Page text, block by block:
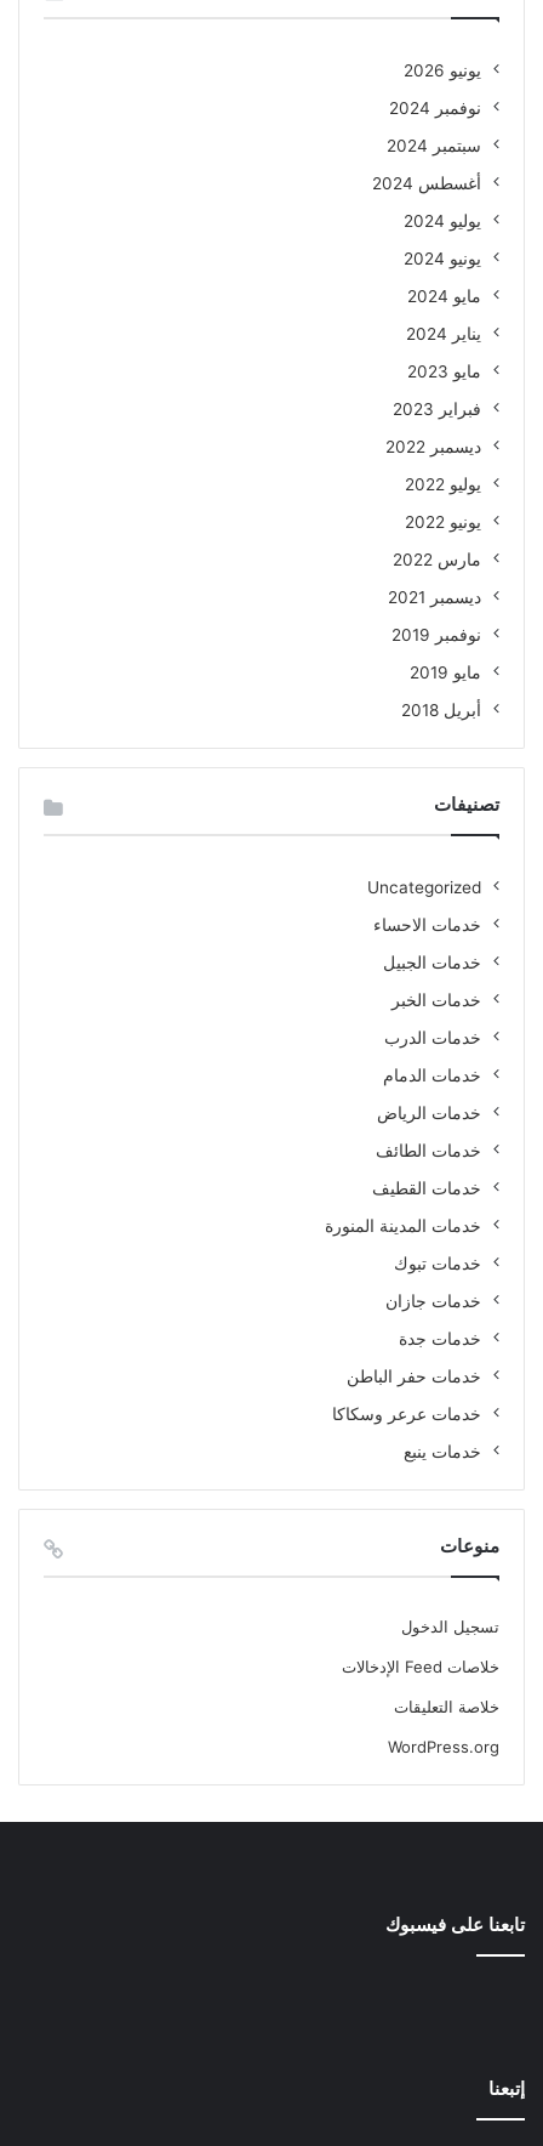
يونيو 2026
نوفمبر 2024
سبتمبر 2024
أغسطس 2024
يوليو 2024
يونيو 2024
مايو 2024
يناير 2024
مايو 2023
فبراير 2023
ديسمبر 2022
يوليو 2022
يونيو 2022
مارس 2022
ديسمبر 2021
نوفمبر 2019
مايو 2019
أبريل 2018
تصنيفات
Uncategorized
خدمات الاحساء
خدمات الجبيل
خدمات الخبر
خدمات الدرب
خدمات الدمام
خدمات الرياض
خدمات الطائف
خدمات القطيف
خدمات المدينة المنورة
خدمات تبوك
خدمات جازان
خدمات جدة
خدمات حفر الباطن
خدمات عرعر وسكاكا
خدمات ينبع
منوعات
تسجيل الدخول
خلاصات Feed الإدخالات
خلاصة التعليقات
WordPress.org
تابعنا على فيسبوك
إتبعنا